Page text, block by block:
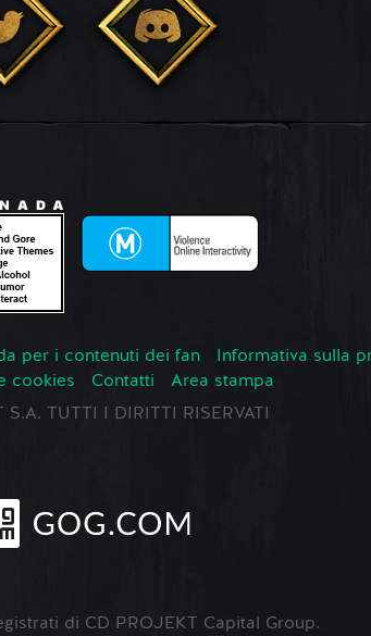
per i contenuti dei fan
Informativa sulla
cookies Contatti
Area stampa
TUTTI I DIRITTI RISERVATI
di CD PROJEKT Capital Group.